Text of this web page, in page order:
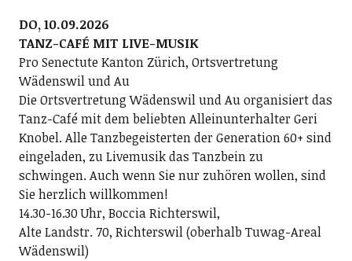
DO, 10.09.2026
TANZ-CAFÉ MIT LIVE-MUSIK
Pro Senectute Kanton Zürich, Ortsvertretung
Wädenswil und Au
Die Ortsvertretung Wädenswil und Au organisiert das
Tanz-Café mit dem beliebten Alleinunterhalter Geri
Knobel. Alle Tanzbegeisterten der Generation 60+ sind
eingeladen, zu Livemusik das Tanzbein zu
schwingen. Auch wenn Sie nur zuhören wollen, sind
Sie herzlich willkommen!
14.30-16.30 Uhr, Boccia Richterswil,
Alte Landstr. 70, Richterswil (oberhalb Tuwag-Areal
Wädenswil)